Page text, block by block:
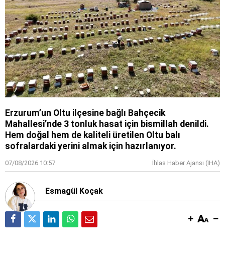
Erzurum’un Oltu ilçesine bağlı Bahçecik
Mahallesi’nde 3 tonluk hasat için bismillah denildi.
Hem doğal hem de kaliteli üretilen Oltu balı
sofralardaki yerini almak için hazırlanıyor.
07/08/2026 10:57 İhlas Haber Ajansı (IHA)
Esmagül Koçak